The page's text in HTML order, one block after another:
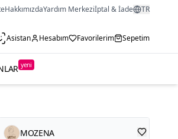
HakkımızdaYardım Merkeziİptal & İade TR
Asistan Hesabım Favorilerim Sepetim
yeni
MOZENA